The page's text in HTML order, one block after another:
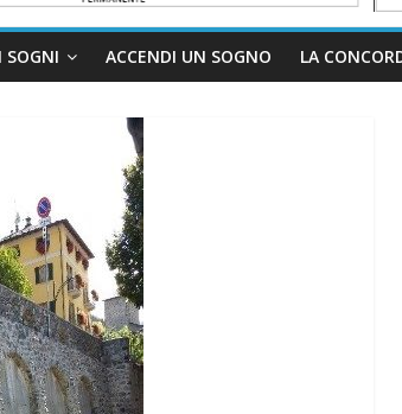
I SOGNI ACCENDI UN SOGNO LA